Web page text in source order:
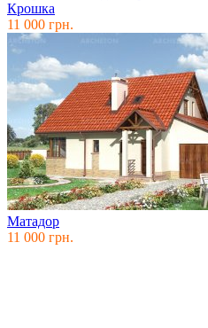
Крошка
11 000 грн.
Матадор
11 000 грн.